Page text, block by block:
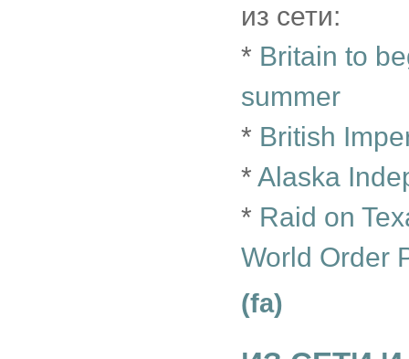
из сети:
* Britain to
summer
* British
* Alaska
* Raid on
World Order
(fa)